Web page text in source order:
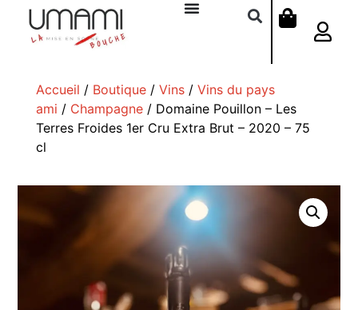
Accueil / Boutique/ Vins/ Vins du pays
ami / Champagne/ Domaine Pouillon – Les
Terres Froides 1er Cru Extra Brut – 2020 – 75
cl